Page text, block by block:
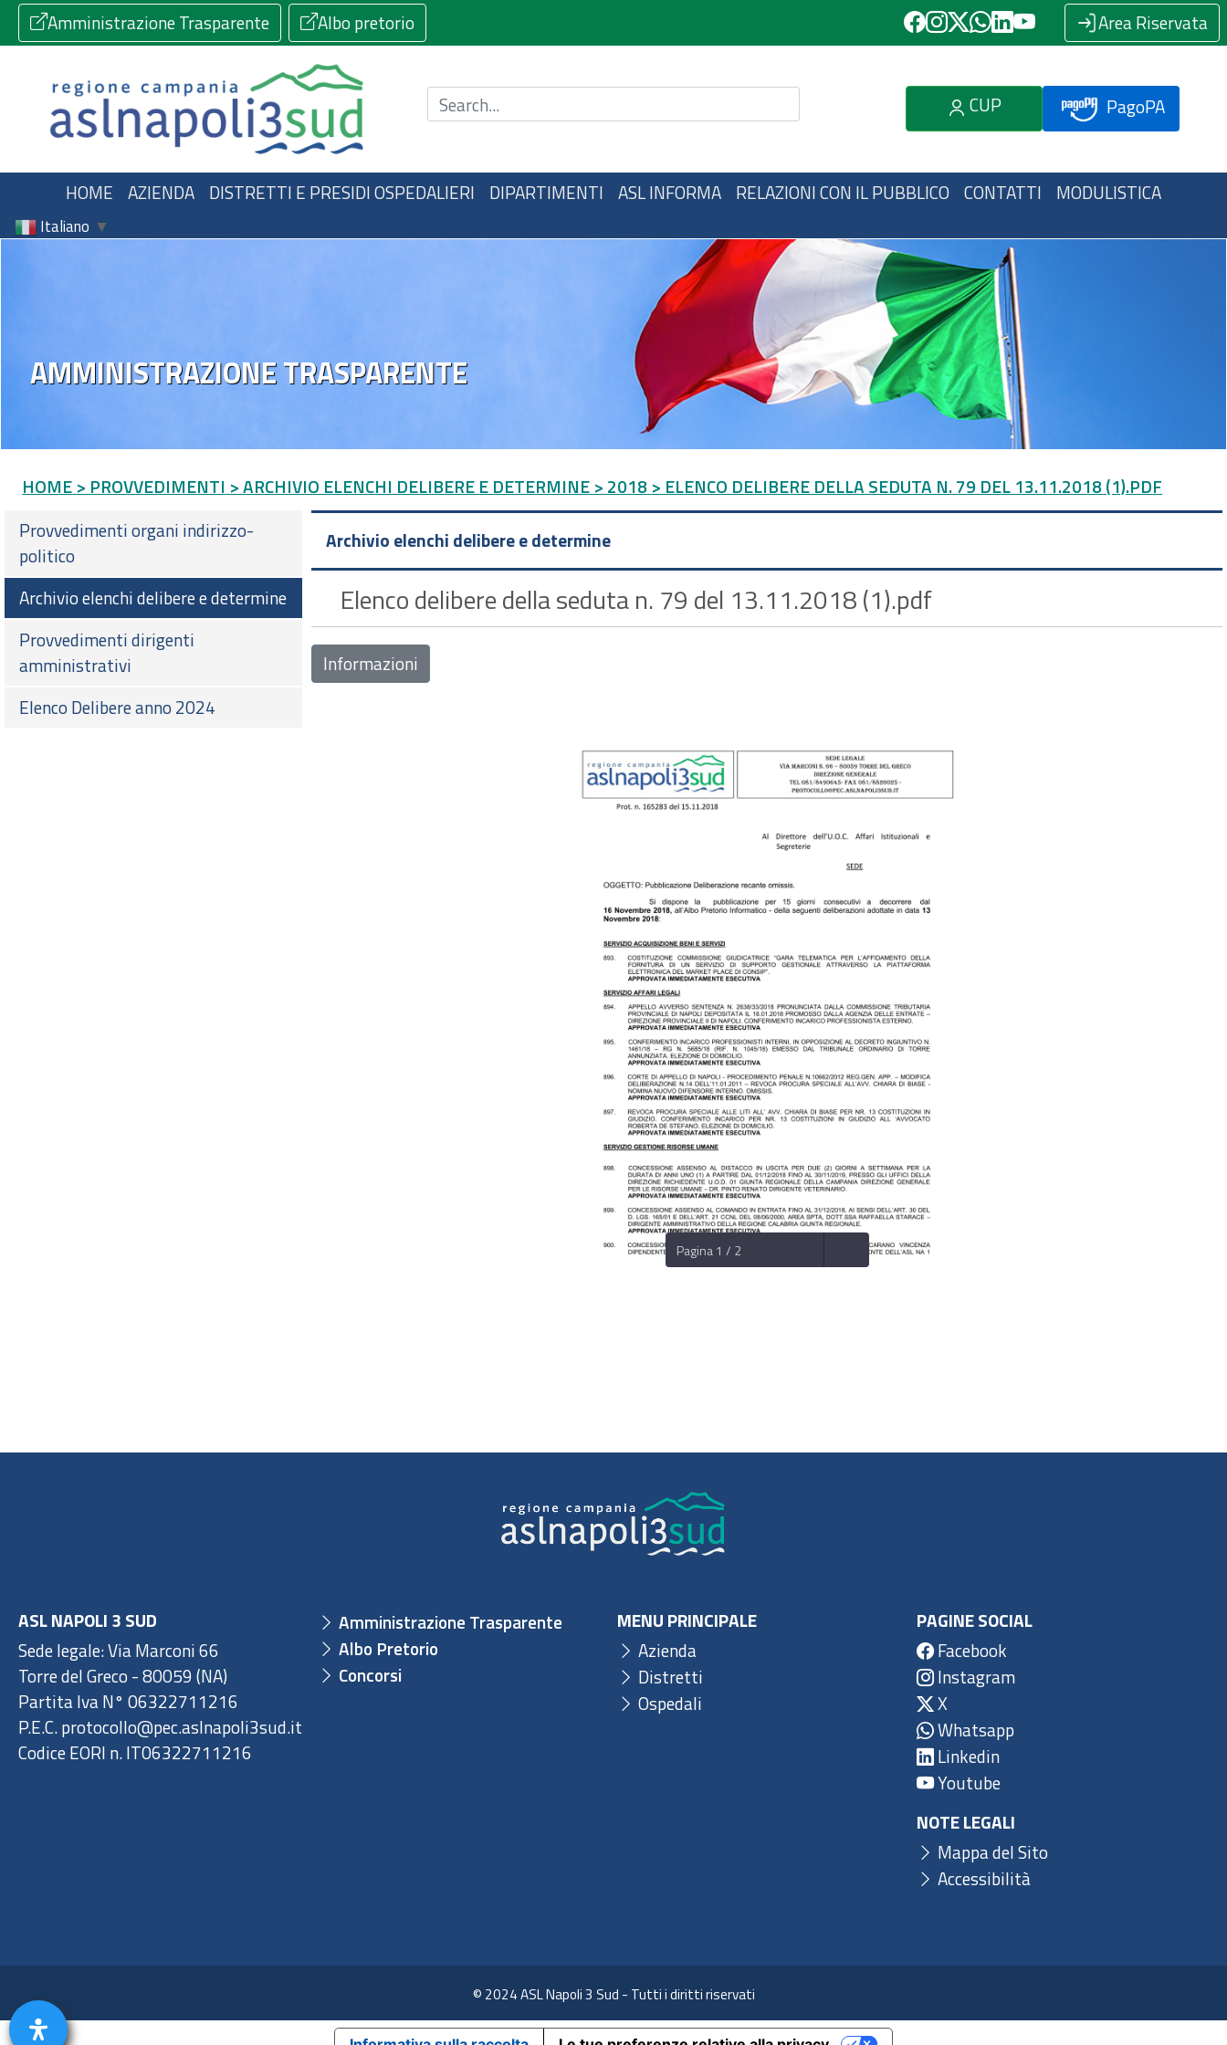
Amministrazione Trasparente Albo pretorio Area Riservata
Cerca nel sito CUP PagoPA
HOME AZIENDA DISTRETTI E PRESIDI OSPEDALIERI DIPARTIMENTI ASL INFORMA RELAZIONI CON IL PUBBLICO CONTATTI MODULISTICA
Italiano ▼
AMMINISTRAZIONE TRASPARENTE
HOME > PROVVEDIMENTI > ARCHIVIO ELENCHI DELIBERE E DETERMINE > 2018 > ELENCO DELIBERE DELLA SEDUTA N. 79 DEL 13.11.2018 (1).PDF
Provvedimenti organi indirizzo-
politico
Archivio elenchi delibere e determine
Provvedimenti dirigenti
amministrativi
Elenco Delibere anno 2024
Archivio elenchi delibere e determine
Elenco delibere della seduta n. 79 del 13.11.2018 (1).pdf
Informazioni
Pagina 1 / 2
ASL NAPOLI 3 SUD
Sede legale: Via Marconi 66
Torre del Greco - 80059 (NA)
Partita Iva N° 06322711216
P.E.C. protocollo@pec.aslnapoli3sud.it
Codice EORI n. IT06322711216
Amministrazione Trasparente
Albo Pretorio
Concorsi
MENU PRINCIPALE
Azienda
Distretti
Ospedali
PAGINE SOCIAL
Facebook
Instagram
X
Whatsapp
Linkedin
Youtube
NOTE LEGALI
Mappa del Sito
Accessibilità
© 2024 ASL Napoli 3 Sud - Tutti i diritti riservati